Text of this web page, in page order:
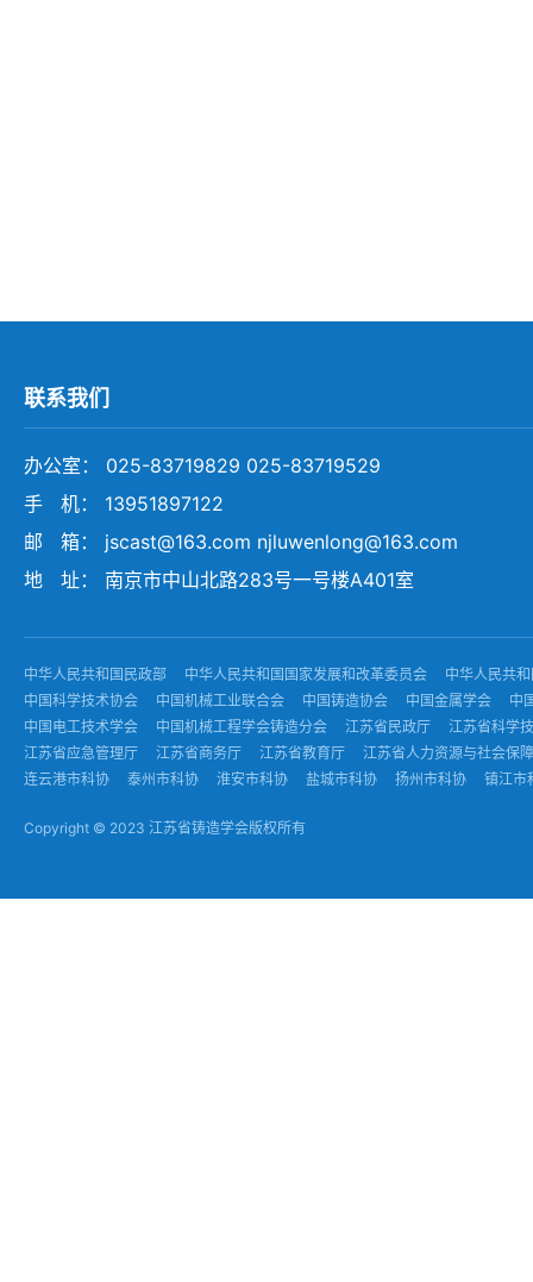
联系我们
办公室： 025-83719829 025-83719529
手 机： 13951897122
邮 箱： jscast@163.com njluwenlong@163.com
地 址： 南京市中山北路283号一号楼A401室
中华人民共和国民政部 中华人民共和国国家发展和改革委员会
中华人民共
中国科学技术协会
中国机械工业联合会 中国铸造协会 中国金属学会
中
中国电工技术学会
中国机械工程学会铸造分会 江苏省民政厅
江苏省科学
江苏省应急管理厅
江苏省商务厅 江苏省教育厅
江苏省人力资源与社会保
连云港市科协
泰州市科协 淮安市科协 盐城市科协 扬州市科协 镇江市
Copyright © 2023 江苏省铸造学会版权所有